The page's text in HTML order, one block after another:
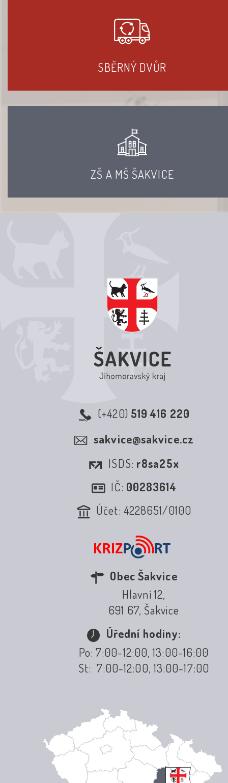
SBĚRNÝ DVŮR
ZŠ A MŠ ŠAKVICE
(+420) 519 416 220
sakvice@sakvice.cz
ISDS: r8sa25x
IČ: 00283614
Účet: 4228651/0100
Obec Šakvice
Hlavní 12,
691 67, Šakvice
Úřední hodiny:
Po: 7:00-12:00, 13:00-16:00
St: 7:00-12:00, 13:00-17:00